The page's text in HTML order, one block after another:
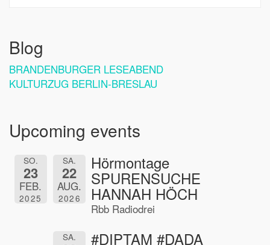
Blog
BRANDENBURGER LESEABEND
KULTURZUG BERLIN-BRESLAU
Upcoming events
SO.
23
FEB.
2025
SA.
22
AUG.
2026
Hörmontage
SPURENSUCHE
HANNAH HÖCH
Rbb Radiodrei
SA. #DIPTAM #DADA